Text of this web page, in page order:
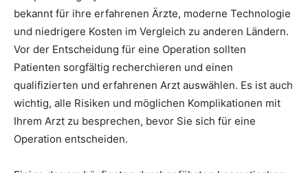
bekannt für ihre erfahrenen Ärzte, moderne Technologie
und niedrigere Kosten im Vergleich zu anderen Ländern.
Vor der Entscheidung für eine Operation sollten
Patienten sorgfältig recherchieren und einen
qualifizierten und erfahrenen Arzt auswählen. Es ist auch
wichtig, alle Risiken und möglichen Komplikationen mit
Ihrem Arzt zu besprechen, bevor Sie sich für eine
Operation entscheiden.